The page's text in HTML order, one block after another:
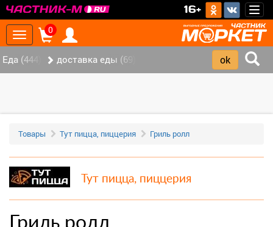
16+
Toggle
navigation
0
Еда (444) доставка еды (69)
Товары Тут пицца, пиццерия Гриль ролл
Тут пицца, пиццерия
Гриль ролл